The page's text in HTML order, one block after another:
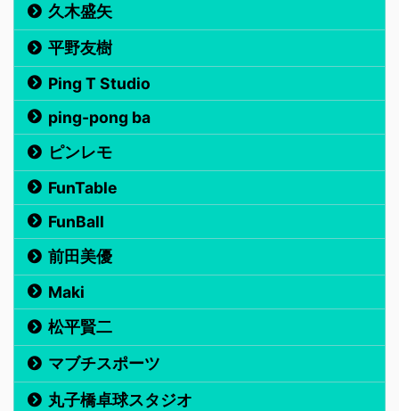
久木盛矢
平野友樹
Ping T Studio
ping-pong ba
ピンレモ
FunTable
FunBall
前田美優
Maki
松平賢二
マブチスポーツ
丸子橋卓球スタジオ